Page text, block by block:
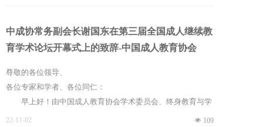
思想为指导，全面贯彻党的教育方针，在服务构建全民终身学
习方面发挥更重要作用。
中成协常务副会长谢国东在第三届全国成人继续教
育学术论坛开幕式上的致辞-中国成人教育协会
尊敬的各位领导、
各位专家和学者、各位同仁：
早上好！由中国成人教育协会学术委员会、终身教育与学
习研究中心、宁波大学主办，宁波大学继续教育学院承办的第
넶 109
22-11-02